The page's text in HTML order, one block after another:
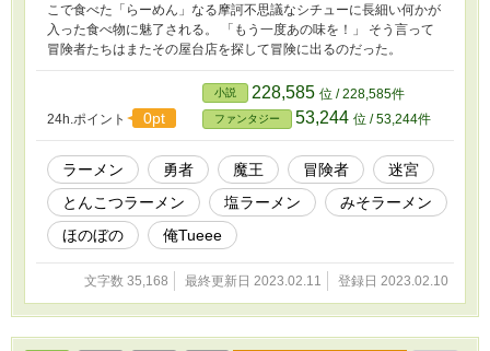
こで食べた「らーめん」なる摩訶不思議なシチューに長細い何かが
入った食べ物に魅了される。 「もう一度あの味を！」 そう言って
冒険者たちはまたその屋台店を探して冒険に出るのだった。
24h.ポイント 0pt
小説 228,585 位 / 228,585件
ファンタジー 53,244 位 / 53,244件
ラーメン 勇者 魔王 冒険者
迷宮
とんこつラーメン
塩ラーメン
みそラーメン
ほのぼの
俺Tueee
文字数 35,168 最終更新日 2023.02.11 登録日 2023.02.10